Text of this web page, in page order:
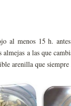
al menos 15 h.
almejas a las que
arenilla que siempre